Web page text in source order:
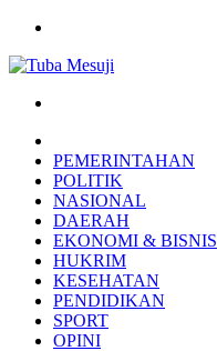
PEMERINTAHAN
POLITIK
NASIONAL
DAERAH
EKONOMI & BISNIS
HUKRIM
KESEHATAN
PENDIDIKAN
SPORT
OPINI